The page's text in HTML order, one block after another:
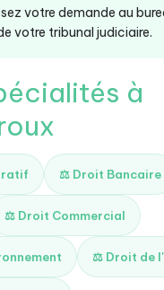
votre demande au
votre tribunal judiciaire.
à
⚖️ Droit Bancaire
⚖️ Droit Commercial
⚖️ Droit de